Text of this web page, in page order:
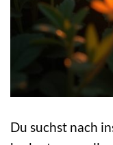
Du suchst nach